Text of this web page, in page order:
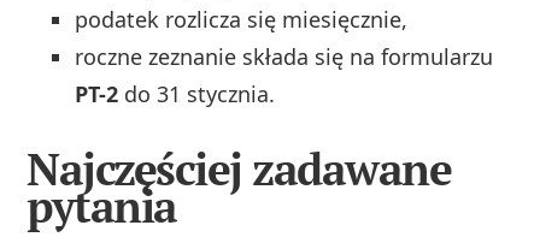
podatek rozlicza się miesięcznie,
roczne zeznanie składa się na formularzu
PT-2 do 31 stycznia.
Najczęściej zadawane
pytania